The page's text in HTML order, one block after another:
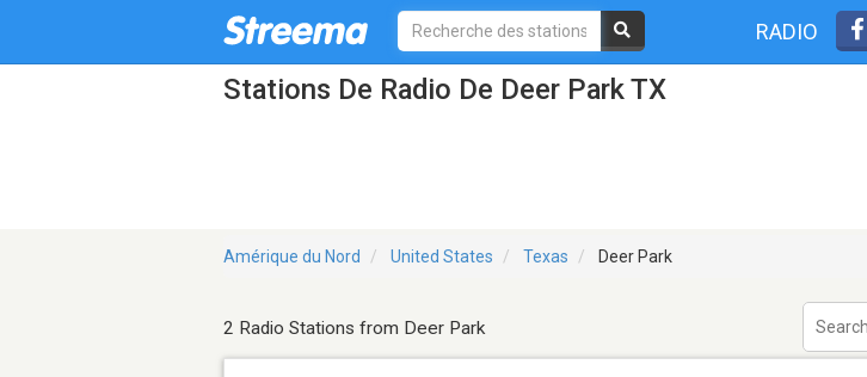
RADIO
Stations De Radio De Deer Park TX
Amérique du Nord United States Texas Deer Park
2 Radio Stations from Deer Park